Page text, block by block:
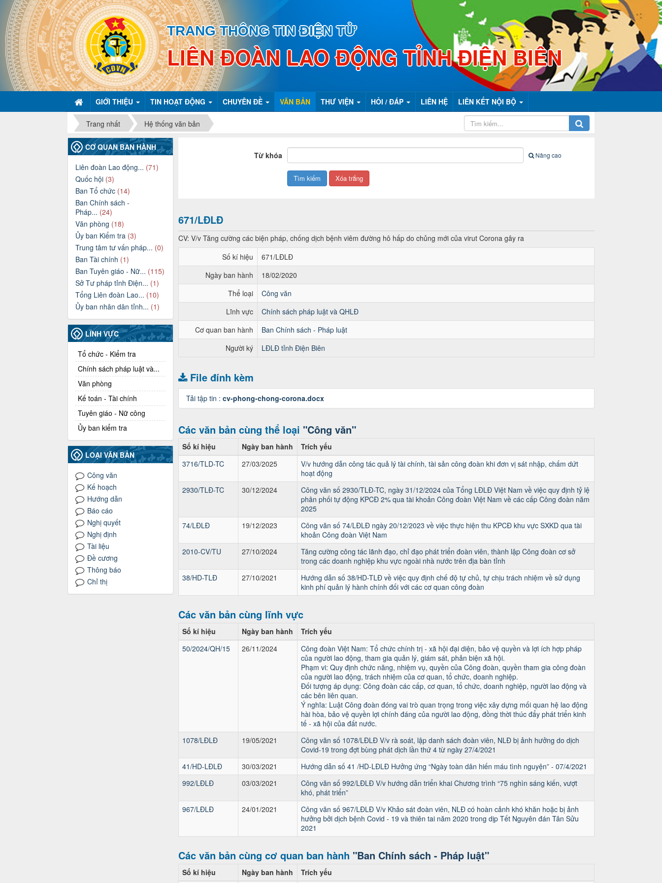
TRANG THÔNG TIN ĐIỆN TỬ
LIÊN ĐOÀN LAO ĐỘNG TỈNH ĐIỆN BIÊN
GIỚI THIỆU TIN HOẠT ĐỘNG CHUYÊN ĐỀ VĂN BẢN THƯ VIỆN HỎI / ĐÁP LIÊN HỆ LIÊN KẾT NỘI BỘ
Trang nhất Hệ thống văn bản
Từ khóa Nâng cao
671/LĐLĐ
CV: V/v Tăng cường các biện pháp, chống dịch bệnh viêm đường hô hấp do chủng mới của virut Corona gây ra
Số kí hiệu
671/LĐLĐ
Ngày ban hành
18/02/2020
Thể loại
Công văn
Lĩnh vực
Chính sách pháp luật và QHLĐ
Cơ quan ban hành
Ban Chính sách - Pháp luật
Người ký
LĐLĐ tỉnh Điện Biên
File đính kèm
Tải tập tin : cv-phong-chong-corona.docx
Các văn bản cùng thể loại "Công văn"
Số kí hiệu Ngày ban hành
Trích yếu
3716/TLD-TC
27/03/2025
V/v hướng dẫn công tác quả lý tài chính, tài sản công đoàn khi đơn vị sát nhập, chấm dứt
hoạt động
2930/TLĐ-TC
30/12/2024
Công văn số 2930/TLĐ-TC, ngày 31/12/2024 của Tổng LĐLĐ Việt Nam về việc quy định tỷ lệ
phân phối tự động KPCĐ 2% qua tài khoản Công đoàn Việt Nam về các cấp Công đoàn năm
2025
74/LĐLĐ
19/12/2023
Công văn số 74/LĐLĐ ngày 20/12/2023 về việc thực hiện thu KPCĐ khu vực SXKD qua tài
khoản Công đoàn Việt Nam
2010-CV/TU
27/10/2024
Tăng cường công tác lãnh đạo, chỉ đạo phát triển đoàn viên, thành lập Công đoàn cơ sở
trong các doanh nghiệp khu vực ngoài nhà nước trên địa bàn tỉnh
38/HD-TLĐ
27/10/2021
Hướng dẫn số 38/HD-TLĐ về việc quy định chế độ tự chủ, tự chịu trách nhiệm về sử dụng
kinh phí quản lý hành chính đối với các cơ quan công đoàn
Các văn bản cùng lĩnh vực
Số kí hiệu Ngày ban hành
Trích yếu
50/2024/QH/15
26/11/2024
Công đoàn Việt Nam: Tổ chức chính trị - xã hội đại diện, bảo vệ quyền và lợi ích hợp pháp
của người lao động, tham gia quản lý, giám sát, phản biện xã hội.
Phạm vi: Quy định chức năng, nhiệm vụ, quyền của Công đoàn, quyền tham gia công đoàn
của người lao động, trách nhiệm của cơ quan, tổ chức, doanh nghiệp.
Đối tượng áp dụng: Công đoàn các cấp, cơ quan, tổ chức, doanh nghiệp, người lao động và
các bên liên quan.
Ý nghĩa: Luật Công đoàn đóng vai trò quan trọng trong việc xây dựng mối quan hệ lao động
hài hòa, bảo vệ quyền lợi chính đáng của người lao động, đồng thời thúc đẩy phát triển kinh
tế - xã hội của đất nước.
1078/LĐLĐ
19/05/2021
Công văn số 1078/LĐLĐ V/v rà soát, lập danh sách đoàn viên, NLĐ bị ảnh hưởng do dịch
Covid-19 trong đợt bùng phát dịch lần thứ 4 từ ngày 27/4/2021
41/HD-LĐLĐ
30/03/2021
Hướng dẫn số 41 /HD-LĐLĐ Hưởng ứng “Ngày toàn dân hiến máu tình nguyện” - 07/4/2021
992/LĐLĐ
03/03/2021
Công văn số 992/LĐLĐ V/v hướng dẫn triển khai Chương trình “75 nghìn sáng kiến, vượt
khó, phát triển”
967/LĐLĐ
24/01/2021
Công văn số 967/LĐLĐ V/v Khảo sát đoàn viên, NLĐ có hoàn cảnh khó khăn hoặc bị ảnh
hưởng bởi dịch bệnh Covid - 19 và thiên tai năm 2020 trong dịp Tết Nguyên đán Tân Sửu
2021
Các văn bản cùng cơ quan ban hành "Ban Chính sách - Pháp luật"
Số kí hiệu Ngày ban hành Trích yếu
CƠ QUAN BAN HÀNH
Liên đoàn Lao động... (71)
Quốc hội (3)
Ban Tổ chức (14)
Ban Chính sách -
Pháp... (24)
Văn phòng (18)
Ủy ban Kiểm tra (3)
Trung tâm tư vấn pháp... (0)
Ban Tài chính (1)
Ban Tuyên giáo - Nữ... (115)
Sở Tư pháp tỉnh Điện... (1)
Tổng Liên đoàn Lao... (10)
Ủy ban nhân dân tỉnh... (1)
LĨNH VỰC
Tổ chức - Kiểm tra
Chính sách pháp luật và...
Văn phòng
Kế toán - Tài chính
Tuyên giáo - Nữ công
Ủy ban kiểm tra
LOẠI VĂN BẢN
Công văn
Kế hoạch
Hướng dẫn
Báo cáo
Nghị quyết
Nghị định
Tài liệu
Đề cương
Thông báo
Chỉ thị